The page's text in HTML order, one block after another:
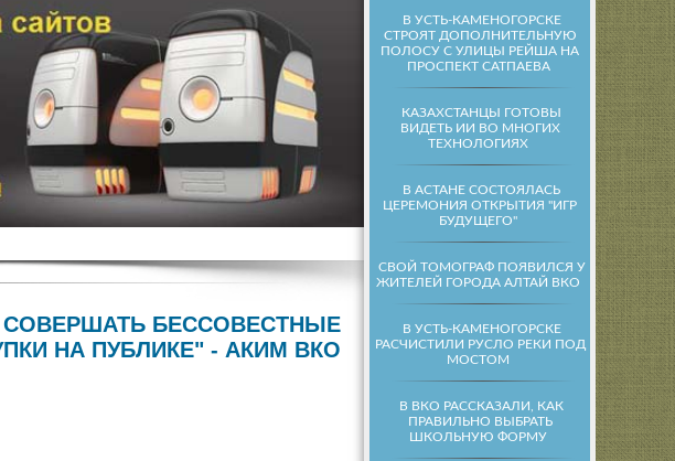
В УСТЬ-КАМЕНОГОРСКЕ
СТРОЯТ ДОПОЛНИТЕЛЬНУЮ
ПОЛОСУ С УЛИЦЫ РЕЙША НА
ПРОСПЕКТ САТПАЕВА
КАЗАХСТАНЦЫ ГОТОВЫ
ВИДЕТЬ ИИ ВО МНОГИХ
ТЕХНОЛОГИЯХ
В АСТАНЕ СОСТОЯЛАСЬ
ЦЕРЕМОНИЯ ОТКРЫТИЯ "ИГР
БУДУЩЕГО"
СВОЙ ТОМОГРАФ ПОЯВИЛСЯ У
ЖИТЕЛЕЙ ГОРОДА АЛТАЙ ВКО
В УСТЬ-КАМЕНОГОРСКЕ
РАСЧИСТИЛИ РУСЛО РЕКИ ПОД
МОСТОМ
В ВКО РАССКАЗАЛИ, КАК
ПРАВИЛЬНО ВЫБРАТЬ
ШКОЛЬНУЮ ФОРМУ
БЕССОВЕСТНЫЕ
НА ПУБЛИКЕ" - АКИМ ВКО